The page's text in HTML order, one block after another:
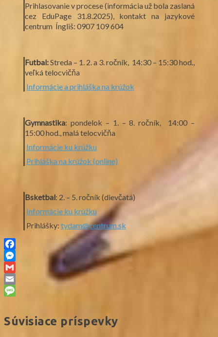
Prihlasovanie v procese (informácia už bola zaslaná
cez EduPage 31.8.2025), kontakt na jazykové
centrum Íngliš: 0907 109 604
Futbal:Streda – 1. 2. a 3. ročník, 14:30 – 15:30 hod.,
veľká telocvičňa
Informácie a prihláška na krúžok
Gymnastika: pondelok – 1. – 8. ročník, 14:00 –
15:00 hod., malá telocvičňa
Informácie ku krúžku
Prihláška na krúžok (online)
Bsketbal: 2. – 5. ročník (dievčatá)
Informácie ku krúžku
Prihlášky: tydam@centrum.sk
Facebook
Messenger
Gmail
Email
Súvisiace príspevky